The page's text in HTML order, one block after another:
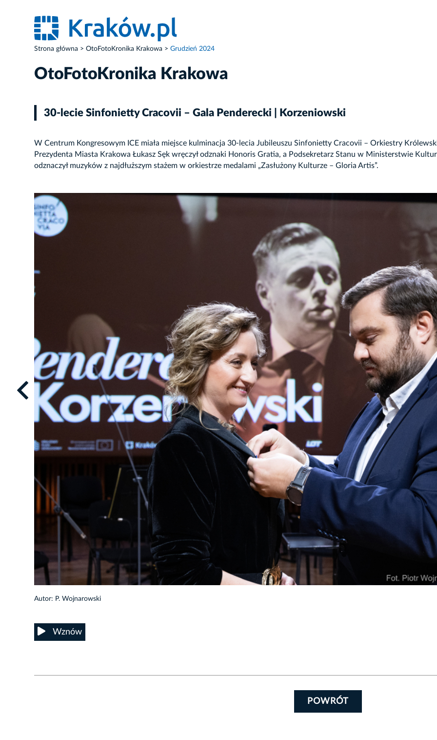
Strona główna OtoFotoKronika Krakowa Grudzień 2024
OtoFotoKronika Krakowa
30-lecie Sinfonietty Cracovii – Gala Penderecki | Korzeniowski
W Centrum Kongresowym ICE miała miejsce kulminacja 30-lecia Jubileuszu Sinfonietty Cracovii – Orkiestry
Prezydenta Miasta Krakowa Łukasz Sęk wręczył odznaki Honoris Gratia, a Podsekretarz Stanu w Ministerstwie
odznaczył muzyków z najdłuższym stażem w orkiestrze medalami „Zasłużony Kulturze – Gloria Artis”.
Autor: P. Wojnarowski
Wznów
POWRÓT